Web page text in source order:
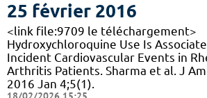
25 février 2016
<link file:9709 le téléchargement>
Hydroxychloroquine Use Is
Incident Cardiovascular Events in
Arthritis Patients. Sharma et al. J
2016 Jan 4;5(1).